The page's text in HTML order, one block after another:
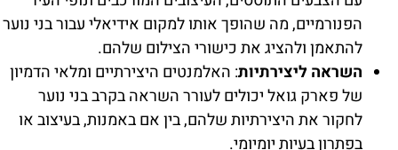
הפנורמיים, מה שהופך אותו למקום אידיאלי עבור בני נוער
להתאמן ולהציג את כישורי הצילום שלהם.
השראה ליצירתיות: האלמנטים היצירתיים ומלאי הדמיון
של פארק גואל יכולים לעורר השראה בקרב בני נוער
לחקור את היצירתיות שלהם, בין אם באמנות, בעיצוב או
בפתרון בעיות יומיומי.